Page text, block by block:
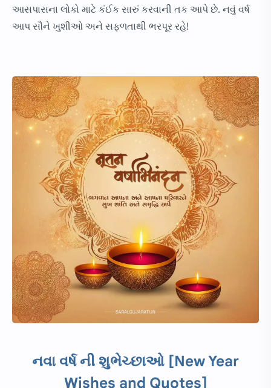
આસપાસના લોકો માટે કંઈક સારું કરવાની તક આપે છે. નવું વર્ષ
આપ સૌને ખુશીઓ અને સફળતાથી ભરપૂર રહે!
નવા વર્ષ ની શુભેચ્છાઓ [New Year
Wishes and Quotes]